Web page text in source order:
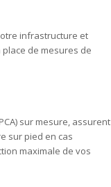
infrastructure et
de mesures de
sur mesure, assurent
sur pied en cas
maximale de vos